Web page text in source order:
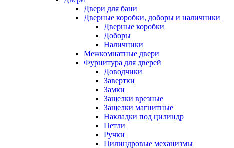
Двери для бани
Дверные коробки, доборы и наличники
Дверные коробки
Доборы
Наличники
Межкомнатные двери
Фурнитура для дверей
Доводчики
Завертки
Замки
Защелки врезные
Защелки магнитные
Накладки под цилиндр
Петли
Ручки
Цилиндровые механизмы